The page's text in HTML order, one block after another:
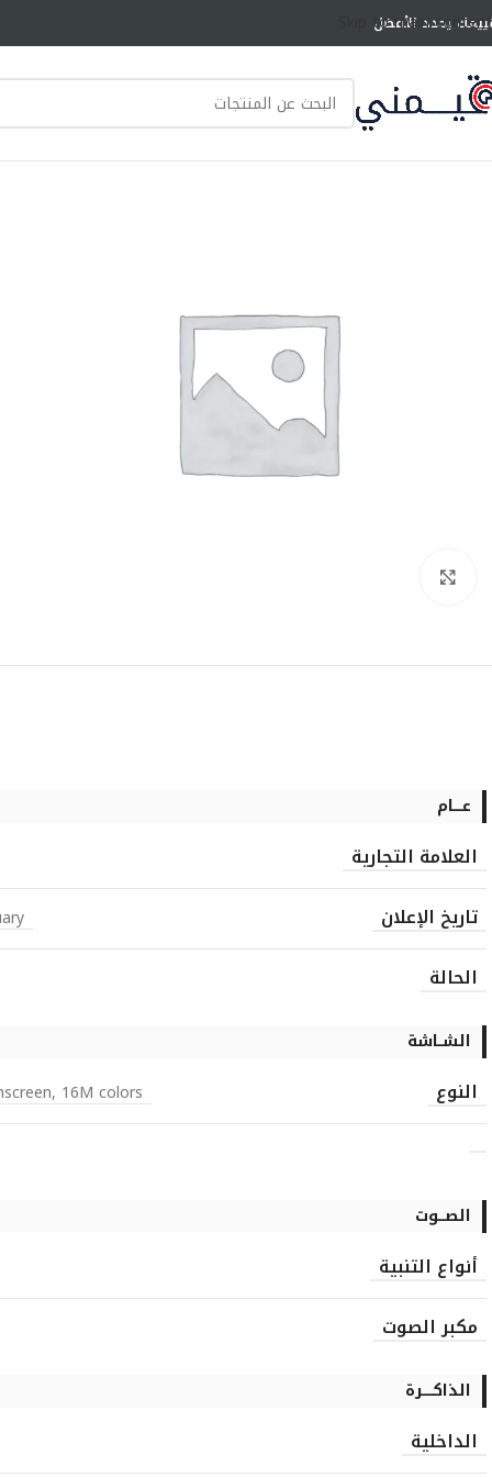
Skip to main content
يحدد الأفضل
عــــام
العلامة التجارية
تاريخ الإعلان
الحالة
الشــاشة
النوع
16M colors
الصـــوت
أنواع التنبية
مكبر الصوت
الذاكـــــرة
الداخلية